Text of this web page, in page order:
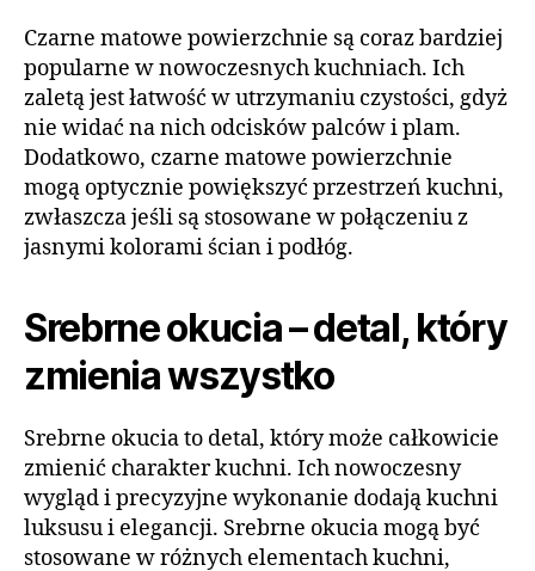
Czarne matowe powierzchnie są coraz bardziej
popularne w nowoczesnych kuchniach. Ich
zaletą jest łatwość w utrzymaniu czystości, gdyż
nie widać na nich odcisków palców i plam.
Dodatkowo, czarne matowe powierzchnie
mogą optycznie powiększyć przestrzeń kuchni,
zwłaszcza jeśli są stosowane w połączeniu z
jasnymi kolorami ścian i podłóg.
Srebrne okucia – detal, który
zmienia wszystko
Srebrne okucia to detal, który może całkowicie
zmienić charakter kuchni. Ich nowoczesny
wygląd i precyzyjne wykonanie dodają kuchni
luksusu i elegancji. Srebrne okucia mogą być
stosowane w różnych elementach kuchni,